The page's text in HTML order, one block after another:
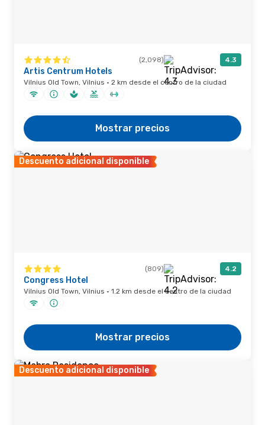
(2,098) 4.3
Artis Centrum Hotels
Vilnius Old Town, Vilnius · 2 km desde el centro de la ciudad
Mostrar precios
Descuento adicional disponible
(809) 4.2
Congress Hotel
Vilnius Old Town, Vilnius · 1.2 km desde el centro de la ciudad
Mostrar precios
Descuento adicional disponible